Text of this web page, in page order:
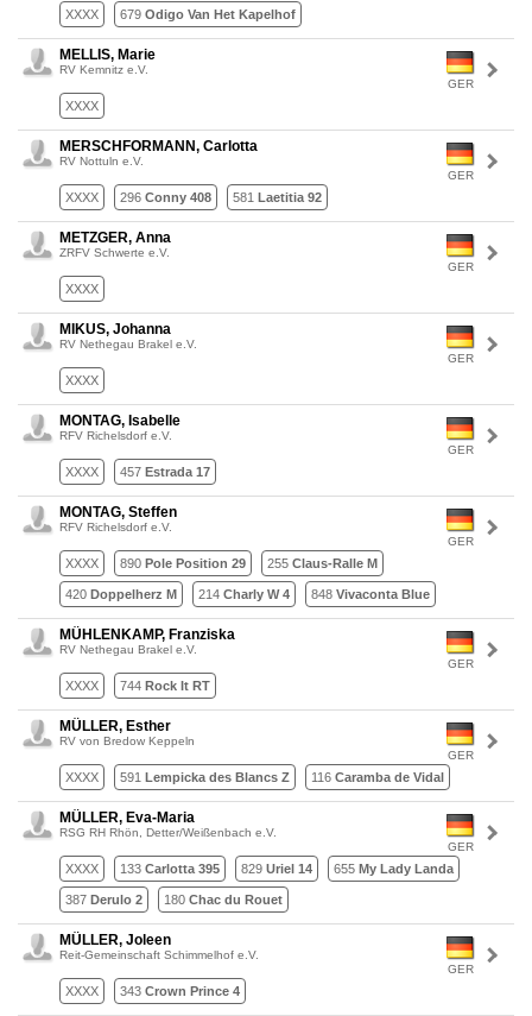
XXXX 679 Odigo Van Het Kapelhof
GER
MELLIS, Marie
RV Kemnitz e.V.
XXXX
GER
MERSCHFORMANN, Carlotta
RV Nottuln e.V.
XXXX 296 Conny 408 581 Laetitia 92
GER
METZGER, Anna
ZRFV Schwerte e.V.
XXXX
GER
MIKUS, Johanna
RV Nethegau Brakel e.V.
XXXX
GER
MONTAG, Isabelle
RFV Richelsdorf e.V.
XXXX 457 Estrada 17
GER
MONTAG, Steffen
RFV Richelsdorf e.V.
XXXX 890 Pole Position 29 255 Claus-Ralle M
420 Doppelherz M 214 Charly W 4 848 Vivaconta Blue
GER
MÜHLENKAMP, Franziska
RV Nethegau Brakel e.V.
XXXX 744 Rock It RT
GER
MÜLLER, Esther
RV von Bredow Keppeln
XXXX 591 Lempicka des Blancs Z 116 Caramba de Vidal
GER
MÜLLER, Eva-Maria
RSG RH Rhön, Detter/Weißenbach e.V.
XXXX 133 Carlotta 395 829 Uriel 14 655 My Lady Landa
387 Derulo 2 180 Chac du Rouet
GER
MÜLLER, Joleen
Reit-Gemeinschaft Schimmelhof e.V.
XXXX 343 Crown Prince 4